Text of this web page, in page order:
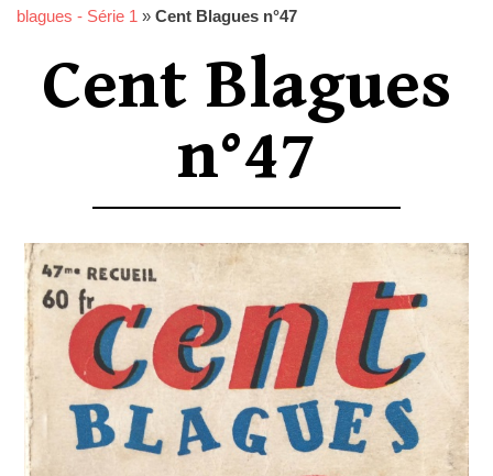
blagues - Série 1 » Cent Blagues n°47
Cent Blagues
n°47